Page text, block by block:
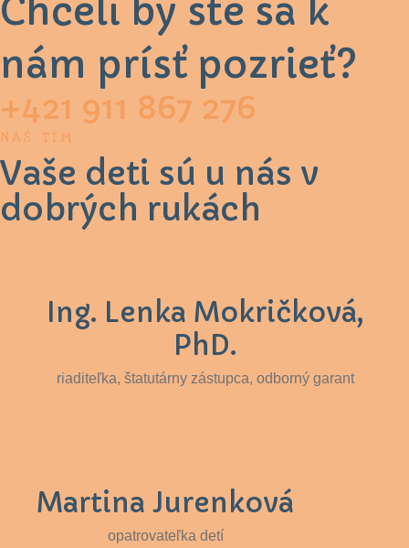
Chceli by ste sa k
nám prísť pozrieť?
+421 911 867 276
NÁŠ TÍM
Vaše deti sú u nás v
dobrých rukách
Ing. Lenka Mokričková,
PhD.
riaditeľka, štatutárny zástupca, odborný garant
Martina Jurenková
opatrovateľka detí